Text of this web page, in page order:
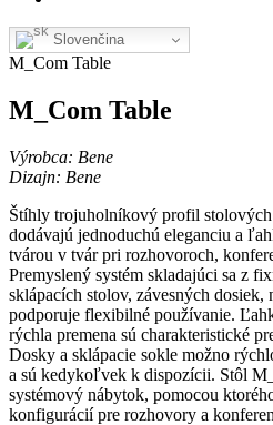
Slovenčina
M_Com Table
M_Com Table
Výrobca: Bene
Dizajn: Bene
Štíhly trojuholníkový profil stolových
dodávajú jednoduchú eleganciu a
tvárou v tvár pri rozhovoroch,
Premyslený systém skladajúci sa z
sklápacích stolov, závesných dosiek,
podporuje flexibilné používanie.
rýchla premena sú charakteristické
Dosky a sklápacie sokle možno
a sú kedykoľvek k dispozícii. Stôl
systémový nábytok, pomocou
konfigurácií pre rozhovory a